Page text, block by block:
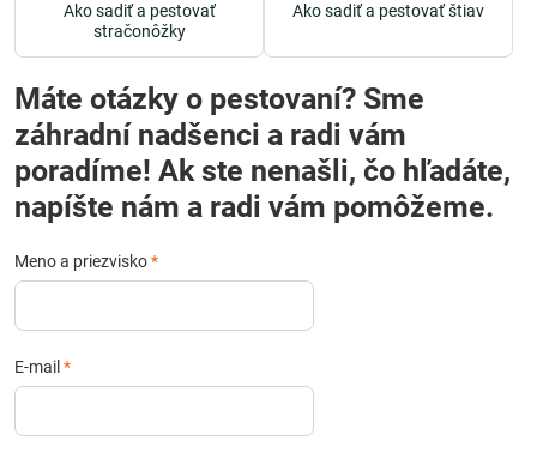
Ako sadiť a pestovať
stračonôžky
Ako sadiť a pestovať štiav
Máte otázky o pestovaní? Sme
záhradní nadšenci a radi vám
poradíme! Ak ste nenašli, čo hľadáte,
napíšte nám a radi vám pomôžeme.
Meno a priezvisko*
E-mail *